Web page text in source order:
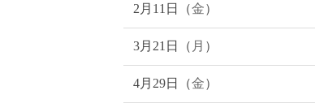
2月11日（金）
3月21日（ 月 ）
4月29日（金）